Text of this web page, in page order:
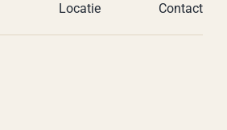
Locatie Contact